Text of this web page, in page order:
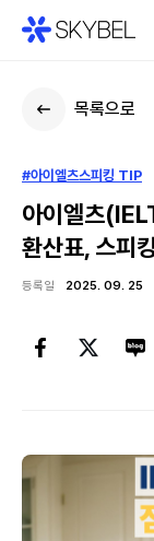
목록으로
#아이엘츠스피킹 TIP
아이엘츠
환산표, 스피
등록일 2025. 09. 25